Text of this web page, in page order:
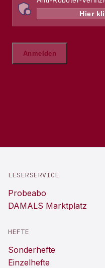
LESERSERVICE
Probeabo
DAMALS Marktplatz
HEFTE
Sonderhefte
Einzelhefte